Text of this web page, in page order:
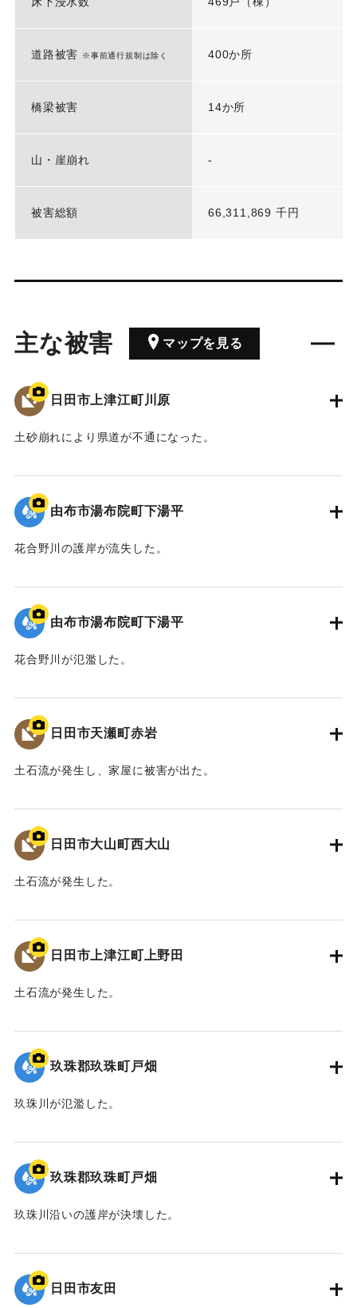
道路被害 ※事前通行規制は除く 400か所
橋梁被害 14か所
山・崖崩れ -
被害総額 66,311,869 千円
主な被害 マップを見る
日田市上津江町川原
土砂崩れにより県道が不通になった。
2020/7/6｜固有コード:01215088
由布市湯布院町下湯平
花合野川の護岸が流失した。
2020/7/6｜固有コード:01215087
由布市湯布院町下湯平
花合野川が氾濫した。
2020/7/6｜固有コード:01215086
日田市天瀬町赤岩
土石流が発生し、家屋に被害が出た。
2020/7/6｜固有コード:01215085
日田市大山町西大山
土石流が発生した。
2020/7/6｜固有コード:01215084
日田市上津江町上野田
土石流が発生した。
2020/7/6｜固有コード:01215083
玖珠郡玖珠町戸畑
玖珠川が氾濫した。
2020/7/6｜固有コード:01215082
玖珠郡玖珠町戸畑
玖珠川沿いの護岸が決壊した。
2020/7/6｜固有コード:01215081
日田市友田